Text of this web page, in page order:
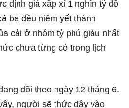
định giá xấp xỉ 1 nghìn tỷ đô
ba đều niêm yết thành
cải ở nhóm tỷ phú giàu nhất
chưa từng có trong lịch
dõi theo ngày 12 tháng 6.
người sẽ thức dậy vào